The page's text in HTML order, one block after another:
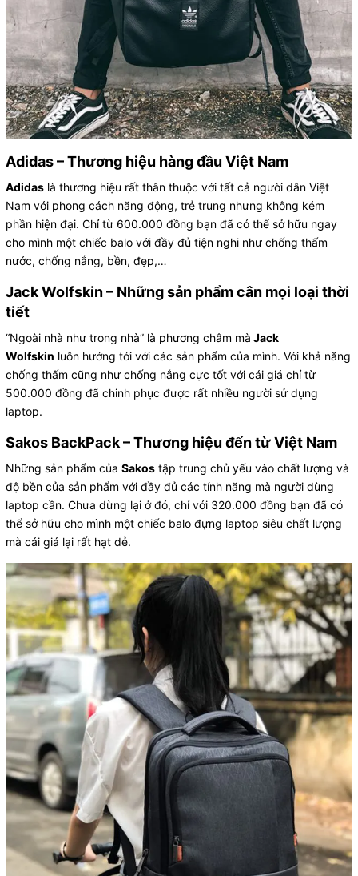
Adidas – Thương hiệu hàng đầu Việt Nam
Adidas là thương hiệu rất thân thuộc với tất cả người dân Việt
Nam với phong cách năng động, trẻ trung nhưng không kém
phần hiện đại. Chỉ từ 600.000 đồng bạn đã có thể sở hữu ngay
cho mình một chiếc balo với đầy đủ tiện nghi như chống thấm
nước, chống nắng, bền, đẹp,…
Jack Wolfskin – Những sản phẩm cân mọi loại thời
tiết
“Ngoài nhà như trong nhà” là phương châm mà Jack
Wolfskin luôn hướng tới với các sản phẩm của mình. Với khả năng
chống thấm cũng như chống nắng cực tốt với cái giá chỉ từ
500.000 đồng đã chinh phục được rất nhiều người sử dụng
laptop.
Sakos BackPack – Thương hiệu đến từ Việt Nam
Những sản phẩm của Sakos tập trung chủ yếu vào chất lượng và
độ bền của sản phẩm với đầy đủ các tính năng mà người dùng
laptop cần. Chưa dừng lại ở đó, chỉ với 320.000 đồng bạn đã có
thể sở hữu cho mình một chiếc balo đựng laptop siêu chất lượng
mà cái giá lại rất hạt dẻ.